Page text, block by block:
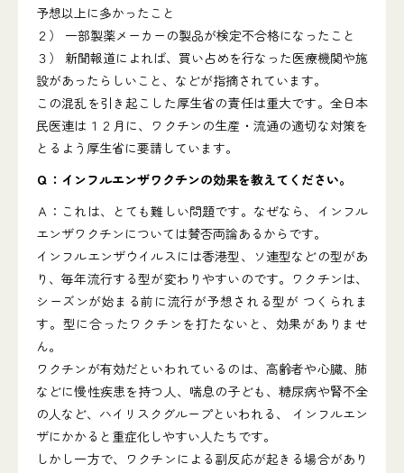
予想以上に多かったこと
２） 一部製薬メーカーの製品が検定不合格になったこと
３） 新聞報道によれば、買い占めを行なった医療機関や施
設があったらしいこと、などが指摘されています。
この混乱を引き起こした厚生省の責任は重大です。全日本
民医連は１２月に、ワクチンの生産・流通の適切な対策を
とるよう厚生省に要請しています。
Ｑ：インフルエンザワクチンの効果を教えてください。
Ａ：これは、とても難しい問題です。なぜなら、インフル
エンザワクチンについては賛否両論あるからです。
インフルエンザウイルスには香港型、ソ連型などの型があ
り、毎年流行する型が変わりやすいのです。ワクチンは、
シーズンが始まる前に流行が予想される型が つくられま
す。型に合ったワクチンを打たないと、効果がありませ
ん。
ワクチンが有効だといわれているのは、高齢者や心臓、肺
などに慢性疾患を持つ人、喘息の子ども、糖尿病や腎不全
の人など、ハイリスクグループといわれる、 インフルエン
ザにかかると重症化しやすい人たちです。
しかし一方で、ワクチンによる副反応が起きる場合があり